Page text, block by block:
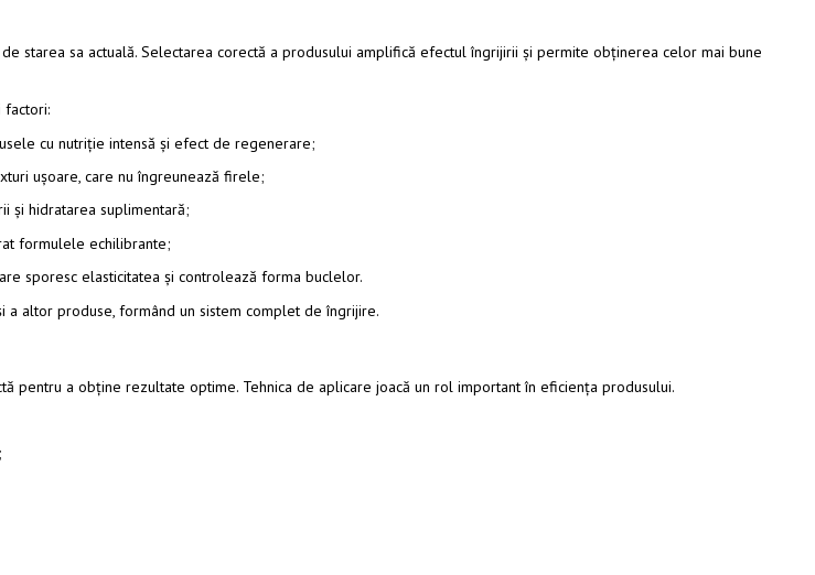
starea sa actuală. Selectarea corectă a produsului amplifică efectul îngrijirii și permite obținerea celor mai bune
factori:
cu nutriție intensă și efect de regenerare;
ușoare, care nu îngreunează firele;
și hidratarea suplimentară;
formulele echilibrante;
sporesc elasticitatea și controlează forma buclelor.
a altor produse, formând un sistem complet de îngrijire.
pentru a obține rezultate optime. Tehnica de aplicare joacă un rol important în eficiența produsului.